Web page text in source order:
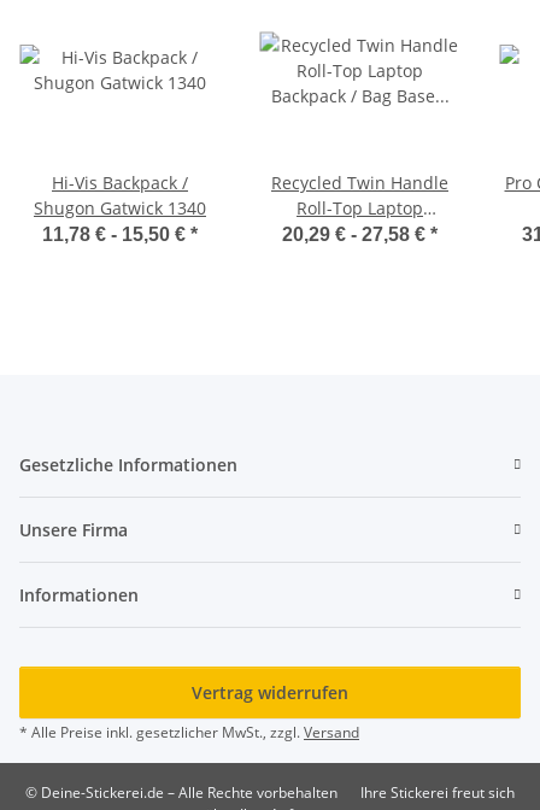
Hi-Vis Backpack /
Shugon Gatwick 1340
11,78 € - 15,50 € *
Recycled Twin Handle
Roll-Top Laptop
Backpack / Bag Base
20,29 € - 27,58 € *
Pro
Gesetzliche Informationen
Unsere Firma
Informationen
Vertrag widerrufen
* Alle Preise inkl. gesetzlicher MwSt., zzgl.Versand
© Deine-Stickerei.de – Alle Rechte vorbehalten
Ihre Stickerei freut sich